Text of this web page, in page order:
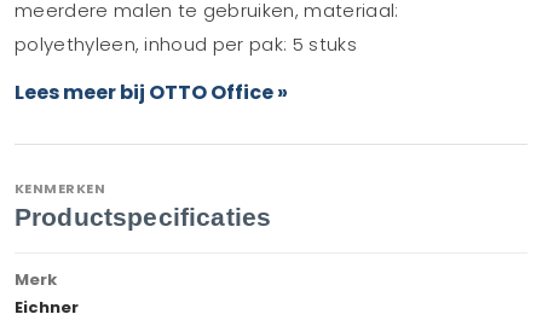
meerdere malen te gebruiken, materiaal:
polyethyleen, inhoud per pak: 5 stuks
Lees meer bij OTTO Office »
KENMERKEN
Productspecificaties
Merk
Eichner